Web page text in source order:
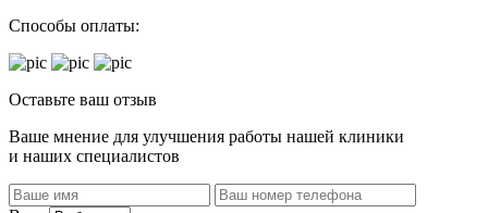
Способы оплаты:
Оставьте ваш отзыв
Ваше мнение для улучшения работы нашей клиники
и наших специалистов